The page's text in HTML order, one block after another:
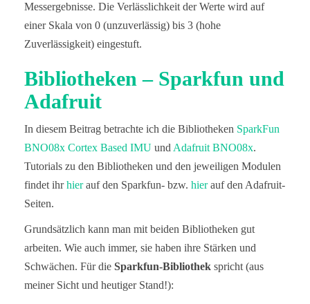
Messergebnisse. Die Verlässlichkeit der Werte wird auf
einer Skala von 0 (unzuverlässig) bis 3 (hohe
Zuverlässigkeit) eingestuft.
Bibliotheken – Sparkfun und
Adafruit
In diesem Beitrag betrachte ich die Bibliotheken SparkFun
BNO08x Cortex Based IMU und Adafruit BNO08x.
Tutorials zu den Bibliotheken und den jeweiligen Modulen
findet ihrhierauf den Sparkfun- bzw. hierauf den Adafruit-
Seiten.
Grundsätzlich kann man mit beiden Bibliotheken gut
arbeiten. Wie auch immer, sie haben ihre Stärken und
Schwächen. Für die Sparkfun-Bibliothek spricht (aus
meiner Sicht und heutiger Stand!):